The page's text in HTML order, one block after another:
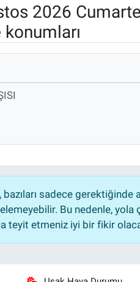
2026
sadece gerektiğinde
Bu nedenle, yola
teyit etmeniz iyi bir fikir